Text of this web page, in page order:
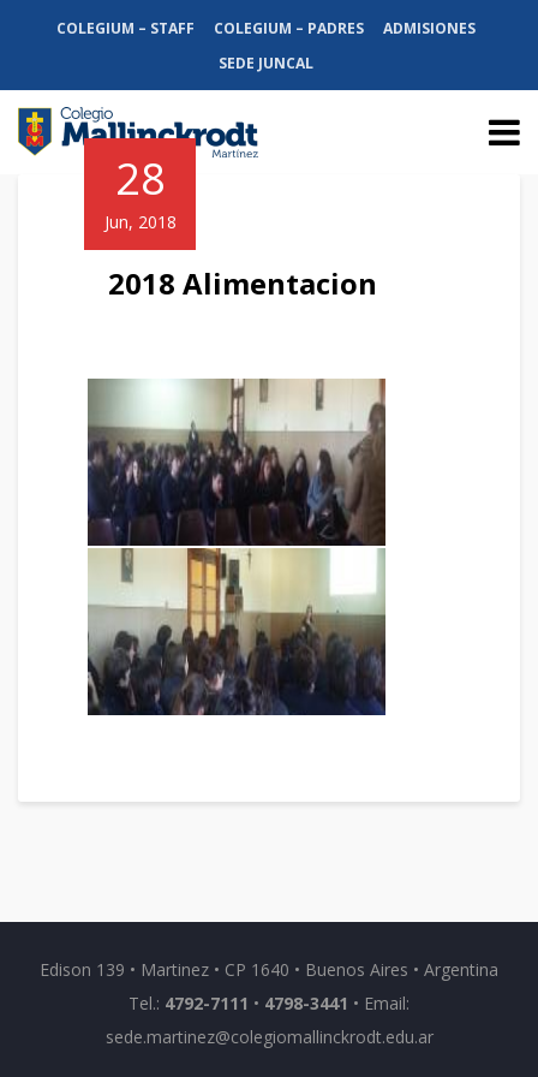
COLEGIUM – STAFF COLEGIUM – PADRES
ADMISIONES
SEDE JUNCAL
28
Jun, 2018
2018 Alimentacion
Edison 139 • Martinez • CP 1640 • Buenos Aires • Argentina
Tel.: 4792-7111 • 4798-3441 • Email:
sede.martinez@colegiomallinckrodt.edu.ar